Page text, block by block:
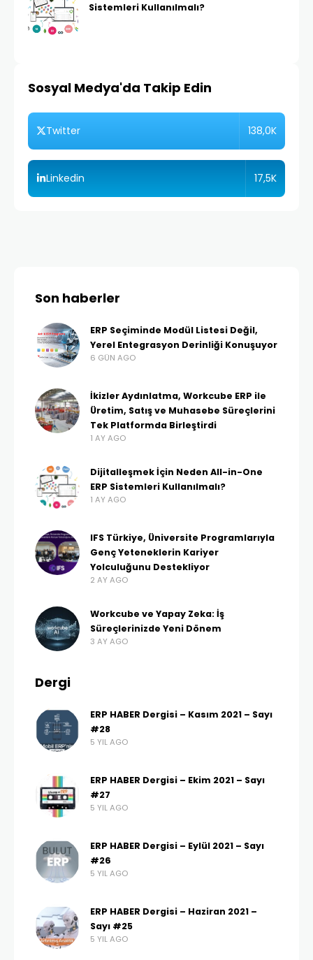
Sistemleri Kullanılmalı?
Sosyal Medya'da Takip Edin
Twitter 138,0K
Linkedin 17,5K
Son haberler
ERP Seçiminde Modül Listesi Değil,
Yerel Entegrasyon Derinliği Konuşuyor
6 GÜN AGO
İkizler Aydınlatma, Workcube ERP ile
Üretim, Satış ve Muhasebe Süreçlerini
Tek Platformda Birleştirdi
1 AY AGO
Dijitalleşmek İçin Neden All-in-One
ERP Sistemleri Kullanılmalı?
1 AY AGO
IFS Türkiye, Üniversite Programlarıyla
Genç Yeteneklerin Kariyer
Yolculuğunu Destekliyor
2 AY AGO
Workcube ve Yapay Zeka: İş
Süreçlerinizde Yeni Dönem
3 AY AGO
Dergi
ERP HABER Dergisi – Kasım 2021 – Sayı
#28
5 YIL AGO
ERP HABER Dergisi – Ekim 2021 – Sayı
#27
5 YIL AGO
ERP HABER Dergisi – Eylül 2021 – Sayı
#26
5 YIL AGO
ERP HABER Dergisi – Haziran 2021 –
Sayı #25
5 YIL AGO